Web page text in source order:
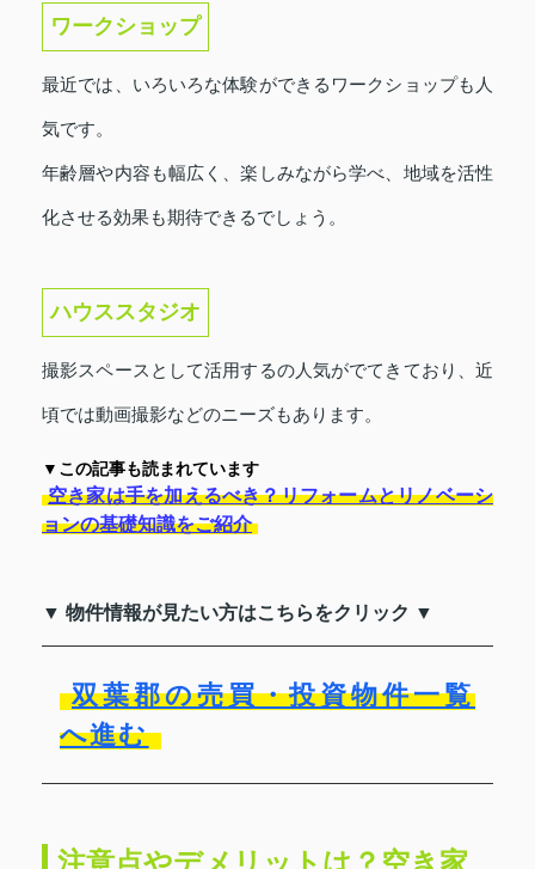
ワークショップ
最近では、いろいろな体験ができるワークショップも人
気です。
年齢層や内容も幅広く、楽しみながら学べ、地域を活性
化させる効果も期待できるでしょう。
ハウススタジオ
撮影スペースとして活用するの人気がでてきており、近
頃では動画撮影などのニーズもあります。
▼この記事も読まれています
空き家は手を加えるべき？リフォームとリノベーシ
ョンの基礎知識をご紹介
▼ 物件情報が見たい方はこちらをクリック ▼
双葉郡の売買・投資物件一覧
へ進む